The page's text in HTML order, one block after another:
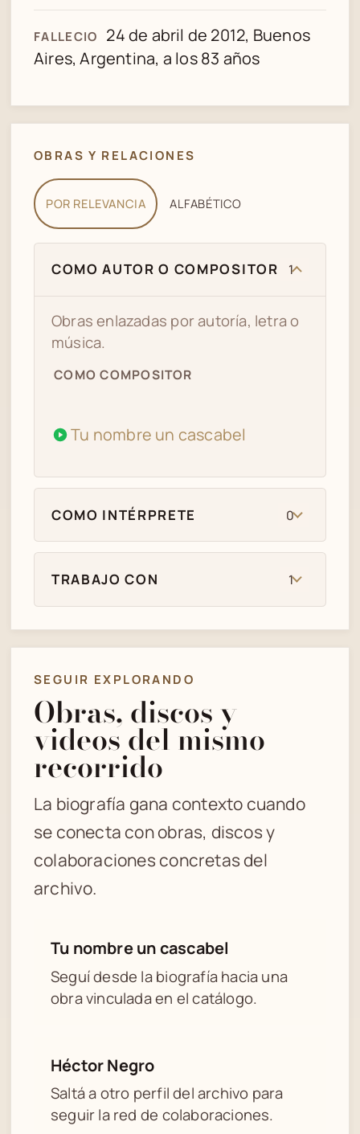
FALLECIO
24 de abril de 2012, Buenos
Aires, Argentina, a los 83 años
OBRAS Y RELACIONES
POR RELEVANCIA ALFABÉTICO
COMO AUTOR O COMPOSITOR 1
Obras enlazadas por autoría, letra o
música.
COMO COMPOSITOR
Tu nombre un cascabel
COMO INTÉRPRETE 0
TRABAJO CON 1
SEGUIR EXPLORANDO
Obras, discos y
videos del mismo
recorrido
La biografía gana contexto cuando
se conecta con obras, discos y
colaboraciones concretas del
archivo.
Tu nombre un cascabel
Seguí desde la biografía hacia una
obra vinculada en el catálogo.
Héctor Negro
Saltá a otro perfil del archivo para
seguir la red de colaboraciones.